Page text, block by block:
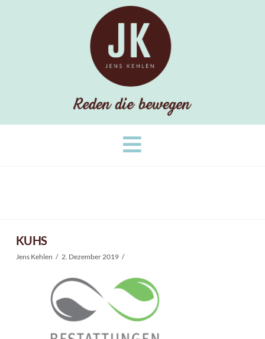
Navigation
KUHS
Jens Kehlen 2. Dezember 2019